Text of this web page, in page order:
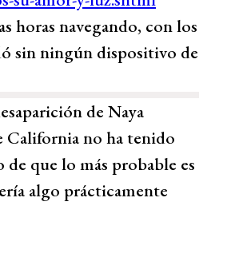
horas navegando, con los
sin ningún dispositivo de
de Naya
California no ha tenido
que lo más probable es
algo prácticamente